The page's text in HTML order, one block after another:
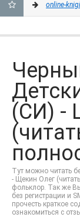
ЗАКЛАДКИ
online-
(СИ) -
Тут можно читать
- Щекин Олег
фольклор. Так же
без регистрации и
прочесть краткое
ознакомиться с